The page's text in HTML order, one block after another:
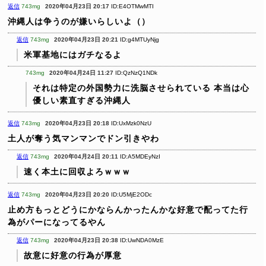
返信 743mg 2020年04月23日 20:17 ID:E4OTMwMTI
沖縄人は争うのが嫌いらしいよ（）
返信 743mg 2020年04月23日 20:21 ID:g4MTUyNjg
米軍基地にはガチなるよ
743mg 2020年04月24日 11:27 ID:QzNzQ1NDk
それは特定の外国勢力に洗脳させられている 本当は心
優しい素直すぎる沖縄人
返信 743mg 2020年04月23日 20:18 ID:UxMzk0NzU
土人が奪う気マンマンでドン引きやわ
返信 743mg 2020年04月24日 20:11 ID:A5MDEyNzI
速く本土に回収よろｗｗｗ
返信 743mg 2020年04月23日 20:20 ID:U5MjE2ODc
止め方もっとどうにかならんかったんかな好意で配ってた行
為がパーになってるやん
返信 743mg 2020年04月23日 20:38 ID:UwNDA0MzE
故意に好意の行為が厚意